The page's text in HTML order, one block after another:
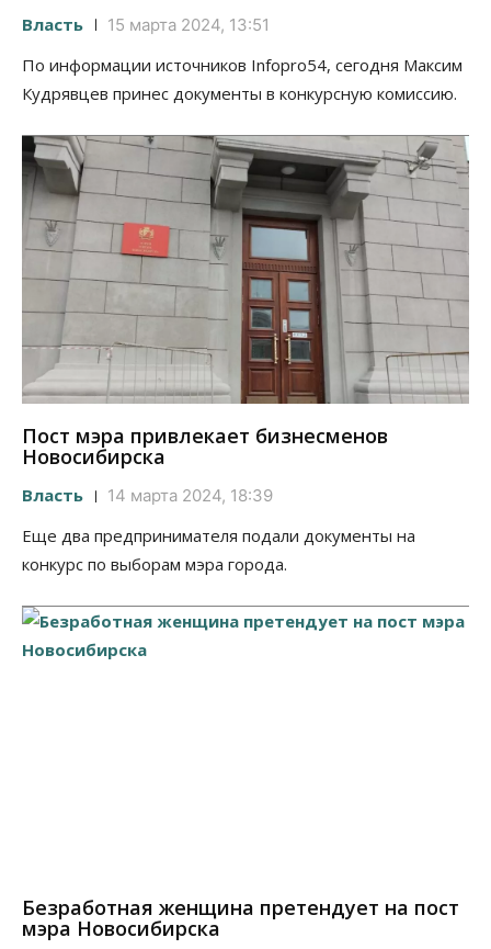
Власть 15 марта 2024, 13:51
По информации источников Infopro54, сегодня Максим
Кудрявцев принес документы в конкурсную комиссию.
Пост мэра привлекает бизнесменов
Новосибирска
Власть 14 марта 2024, 18:39
Еще два предпринимателя подали документы на
конкурс по выборам мэра города.
Безработная женщина претендует на пост
мэра Новосибирска